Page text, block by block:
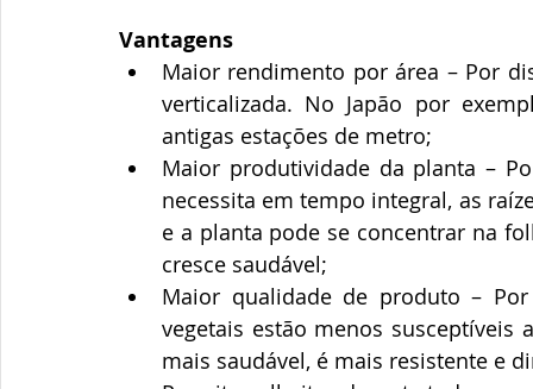
Vantagens
Maior rendimento por área – Por
verticalizada. No Japão por
antigas estações de metro;
Maior produtividade da planta –
necessita em tempo integral, as
e a planta pode se concentrar na
cresce saudável;
Maior qualidade de produto –
vegetais estão menos
mais saudável, é mais resistente e